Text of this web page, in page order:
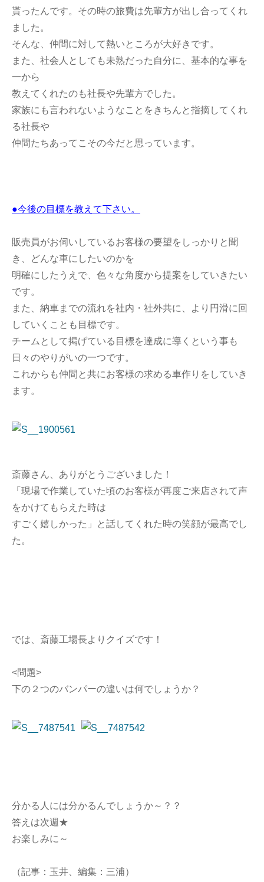
貰ったんです。その時の旅費は先輩方が出し合ってくれ
ました。
そんな、仲間に対して熱いところが大好きです。
また、社会人としても未熟だった自分に、基本的な事を
一から
教えてくれたのも社長や先輩方でした。
家族にも言われないようなことをきちんと指摘してくれ
る社長や
仲間たちあってこその今だと思っています。
●今後の目標を教えて下さい。
販売員がお伺いしているお客様の要望をしっかりと聞
き、どんな車にしたいのかを
明確にしたうえで、色々な角度から提案をしていきたい
です。
また、納車までの流れを社内・社外共に、より円滑に回
していくことも目標です。
チームとして掲げている目標を達成に導くという事も
日々のやりがいの一つです。
これからも仲間と共にお客様の求める車作りをしていき
ます。
斎藤さん、ありがとうございました！
「現場で作業していた頃のお客様が再度ご来店されて声
をかけてもらえた時は
すごく嬉しかった」と話してくれた時の笑顔が最高でし
た。
では、斎藤工場長よりクイズです！
<問題>
下の２つのバンパーの違いは何でしょうか？
分かる人には分かるんでしょうか～？？
答えは次週★
お楽しみに～
（記事：玉井、編集：三浦）